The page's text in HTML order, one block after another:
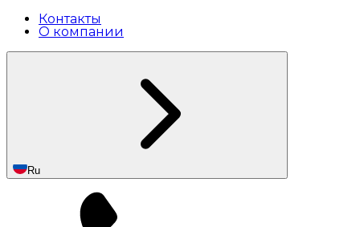
Контакты
О компании
Ru